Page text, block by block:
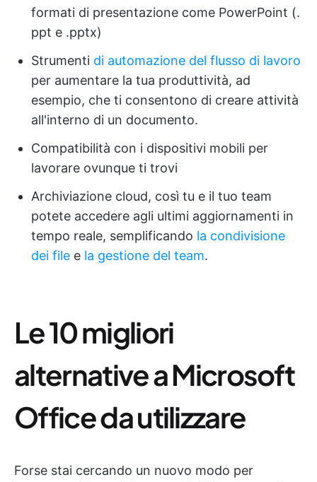
formati di presentazione come PowerPoint (.
ppt e .pptx)
Strumenti di automazione del flusso di lavoro
per aumentare la tua produttività, ad
esempio, che ti consentono di creare attività
all'interno di un documento.
Compatibilità con i dispositivi mobili per
lavorare ovunque ti trovi
Archiviazione cloud, così tu e il tuo team
potete accedere agli ultimi aggiornamenti in
tempo reale, semplificando la condivisione
dei file e la gestione del team.
Le 10 migliori
alternative a Microsoft
Office da utilizzare
Forse stai cercando un nuovo modo per